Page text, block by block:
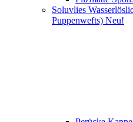
Soluvlies
Puppenwefts) Neu!